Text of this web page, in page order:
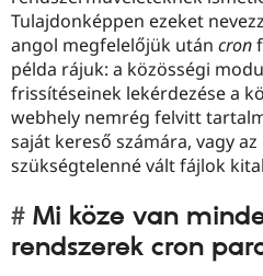
Tulajdonképpen ezeket
angol megfelelőjük után cron
példa rájuk: a közösségi
frissítéseinek lekérdezése a
webhely nemrég felvitt
saját kereső számára, vagy
szükségtelenné vált fájlok
Mi köze van
rendszerek cron